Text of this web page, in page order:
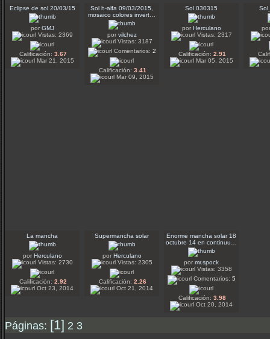
Eclipse de sol 20/03/15
por GMJ
Vistas: 2369
Calificación: 3.67
Mar 21, 2015
Sol h-alfa 09/03/2015,
mosaico colores invert…
por vilchez
Vistas: 3187
Comentarios: 2
Calificación: 3.41
Mar 09, 2015
Sol 030315
por Herculano
Vistas: 2317
Calificación: 2.91
Mar 05, 2015
La mancha
por Herculano
Vistas: 2730
Calificación: 2.92
Oct 23, 2014
Supermancha solar
por Herculano
Vistas: 2305
Calificación: 2.26
Oct 21, 2014
Enorme mancha solar 18
octubre 14 en continuu…
por mr.spock
Vistas: 3358
Comentarios: 5
Calificación: 3.98
Oct 20, 2014
Páginas: [1] 2 3